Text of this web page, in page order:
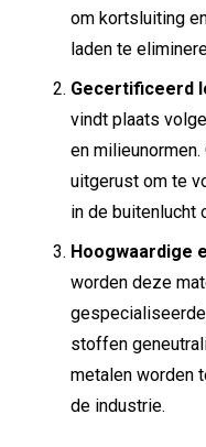
om kortsluiting
laden te
Gecertificeerd
vindt plaats
en
uitgerust om te
in de buitenlucht
Hoogwaardige
worden deze
stoffen
metalen worden
de industrie.